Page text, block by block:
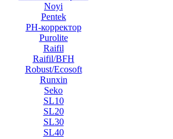
Noyi
Pentek
PH-корректор
Purolite
Raifil
Raifil/BFH
Robust/Ecosoft
Runxin
Seko
SL10
SL20
SL30
SL40